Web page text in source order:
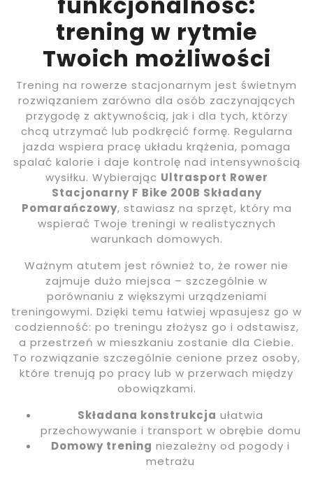
trening w rytmie
Twoich możliwości
Trening na rowerze stacjonarnym jest świetnym
rozwiązaniem zarówno dla osób zaczynających
przygodę z aktywnością, jak i dla tych, którzy
chcą utrzymać lub podkręcić formę. Regularna
jazda wspiera pracę układu krążenia, pomaga
spalać kalorie i daje kontrolę nad intensywnością
wysiłku. Wybierając Ultrasport Rower
Stacjonarny F Bike 200B Składany
Pomarańczowy, stawiasz na sprzęt, który ma
wspierać Twoje treningi w realistycznych
warunkach domowych.
Ważnym atutem jest również to, że rower nie
zajmuje dużo miejsca – szczególnie w
porównaniu z większymi urządzeniami
treningowymi. Dzięki temu łatwiej wpasujesz go w
codzienność: po treningu złożysz go i odstawisz,
a przestrzeń w mieszkaniu zostanie dla Ciebie.
To rozwiązanie szczególnie cenione przez osoby,
które trenują po pracy lub w przerwach między
obowiązkami.
Składana konstrukcja ułatwia
przechowywanie i transport w obrębie domu
Domowy trening niezależny od pogody i
metrażu